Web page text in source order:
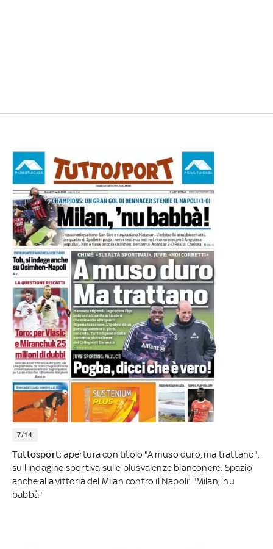
7/14
Tuttosport:apertura con titolo "A muso duro, ma trattano",
sull'indagine sportiva sulle plusvalenze bianconere. Spazio
anche alla vittoria del Milan contro il Napoli: "Milan, 'nu
babbà"